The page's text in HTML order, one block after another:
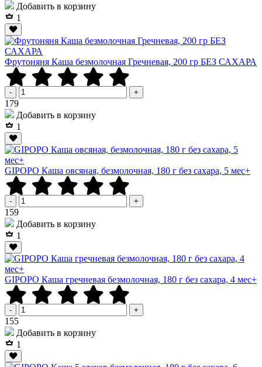
Добавить в корзину
1
Фрутоняня Каша безмолочная Гречневая, 200 гр БЕЗ САХАРА
- +
179Р
Добавить в корзину
1
GIPOPO Каша овсяная, безмолочная, 180 г без сахара, 5 мес+
- +
159Р
Добавить в корзину
1
GIPOPO Каша гречневая безмолочная, 180 г без сахара, 4 мес+
- +
155Р
Добавить в корзину
1